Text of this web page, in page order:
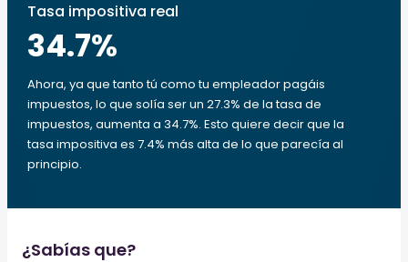
Tasa impositiva real
34.7%
Ahora, ya que tanto tú como tu empleador pagáis
impuestos, lo que solía ser un 27.3% de la tasa de
impuestos, aumenta a 34.7%. Esto quiere decir que la
tasa impositiva es 7.4% más alta de lo que parecía al
principio.
¿Sabías que?